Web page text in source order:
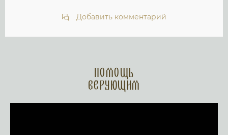
Добавить комментарий
Помощь
верующим